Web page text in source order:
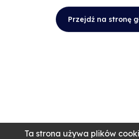
Ta strona używa plików
Przejdź na stronę